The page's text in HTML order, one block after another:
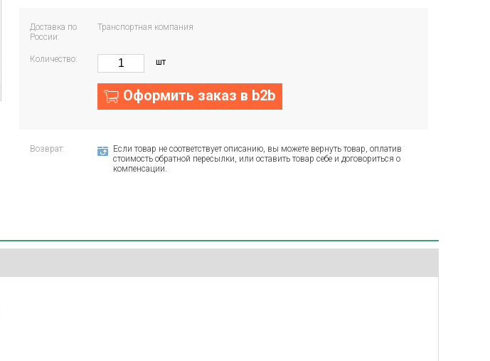
Доставка по
России:
Транспортная компания
Количество: шт
Оформить заказ в b2b
Возврат:
Если товар не соответствует описанию, вы можете вернуть товар, оплатив
стоимость обратной пересылки, или оставить товар себе и договориться о
компенсации.